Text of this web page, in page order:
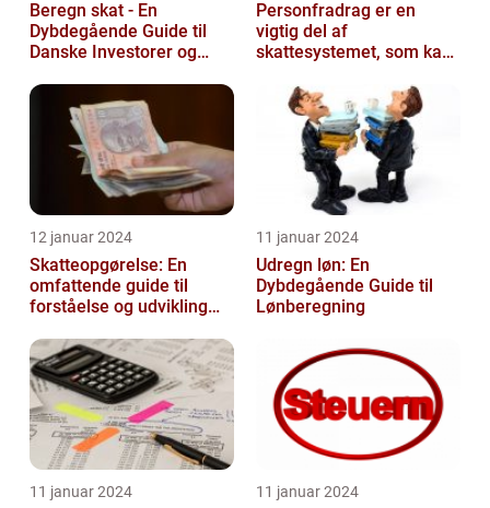
Beregn skat - En
Dybdegående Guide til
Danske Investorer og
Personfradrag er en
vigtig del af
skattesystemet, som kan
den enkelte person...
12 januar 2024
Skatteopgørelse: En
omfattende guide til
forståelse og udvikling
11 januar 2024
Udregn løn: En
Dybdegående Guide til
Lønberegning
11 januar 2024 11 januar 2024